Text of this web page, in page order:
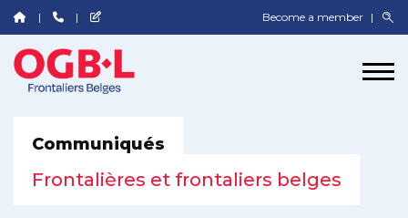
Become a member
Communiqués
Frontalières et frontaliers belges